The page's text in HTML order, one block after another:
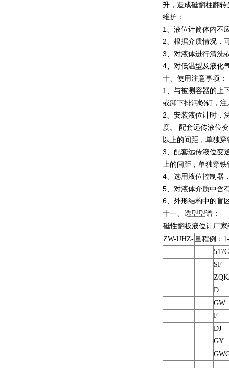
升，造成磁翻柱翻
维护：
1、液位计筒体内不
2、根据介质情况，
3、对液体进行清洗
4、对低温型及液化
十、使用注意事项：
1、与被测容器的上
或卸下排污螺钉，
2、安装液位计时，
度。 配套远传液位
以上的间距，单独
3、配套远传液位变
上的间距，单独穿
4、选用液位控制器
5、对液体介质中含
6、外形结构中的盲
十一、 选型型谱：
磁性翻板液位计厂
ZW-UHZ-量程例：
517C
SF
D
GW
F
DJ
GY